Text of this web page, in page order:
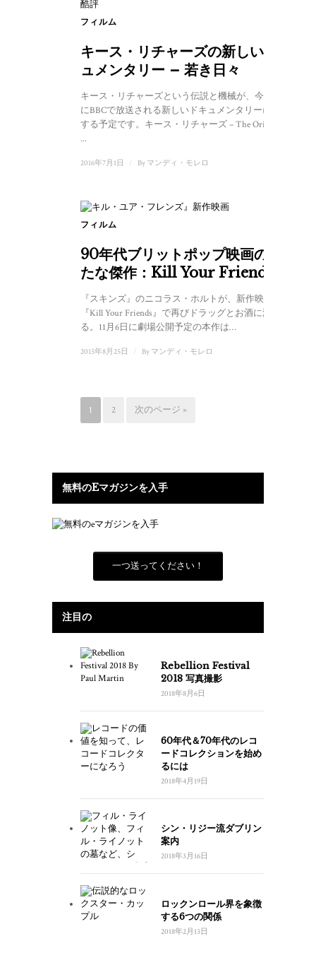
フィルム
キース・リチャーズの新しいドキ
ュメンタリー – 若き日々
キース・リチャーズという伝説と機械が、今年後半
にBBCで放送される新しいドキュメンタリーに出演
する予定です。キース・リチャーズ – The Origin of
...
2016年7月1日 By マンディ・モレロ
フィルム
90年代ブリットポップ映画の新
たな傑作：Kill Your Friends
『スキンズ』のニコラス・ホルトが、新作映画
『Kill Your Friends』で再びドラッグとお酒に溺れ
る。11月6日に劇場公開予定の本作は…
2015年8月25日 By マンディ・モレロ
1 2 次のページ »
無料のEマガジンを入手
一つ送ってください！
注目の
Rebellion Festival
2018 写真撮影
2018年8月6日
60年代＆70年代のレコ
ードコレクションを始め
るには
2018年4月19日
シン・リジー流ダブリン
案内
2018年3月16日
ロックンロール界を象徴
する6つの関係
2018年2月13日